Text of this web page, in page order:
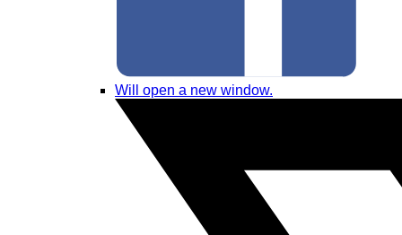
Will open a new window.